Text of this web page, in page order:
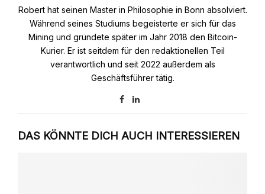
Robert hat seinen Master in Philosophie in Bonn absolviert.
Während seines Studiums begeisterte er sich für das
Mining und gründete später im Jahr 2018 den Bitcoin-
Kurier. Er ist seitdem für den redaktionellen Teil
verantwortlich und seit 2022 außerdem als
Geschäftsführer tätig.
DAS KÖNNTE DICH AUCH INTERESSIEREN